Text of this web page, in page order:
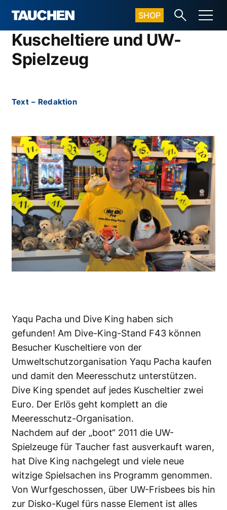
SHOP
Kuscheltiere und UW-
Spielzeug
Text – Redaktion
Yaqu Pacha und Dive King haben sich
gefunden! Am Dive-King-Stand F43 können
Besucher Kuscheltiere von der
Umweltschutzorganisation Yaqu Pacha kaufen
und damit den Meeresschutz unterstützen.
Dive King spendet auf jedes Kuscheltier zwei
Euro. Der Erlös geht komplett an die
Meeresschutz-Organisation.
Nachdem auf der „boot“ 2011 die UW-
Spielzeuge für Taucher fast ausverkauft waren,
hat Dive King nachgelegt und viele neue
witzige Spielsachen ins Programm genommen.
Von Wurfgeschossen, über UW-Frisbees bis hin
zur Disko-Kugel fürs nasse Element ist alles